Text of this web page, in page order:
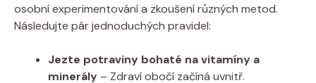
osobní experimentování a zkoušení různých metod.
Následujte pár jednoduchých pravidel:
Jezte potraviny bohaté na vitamíny a
minerály – Zdraví obočí začíná uvnitř.